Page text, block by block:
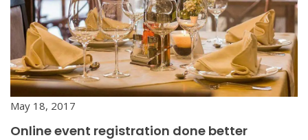
May 18, 2017
Online event registration done better